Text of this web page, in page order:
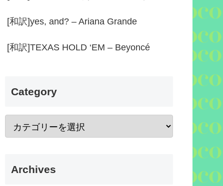
[和訳]yes, and? – Ariana Grande
[和訳]TEXAS HOLD ‘EM – Beyoncé
Category
Archives